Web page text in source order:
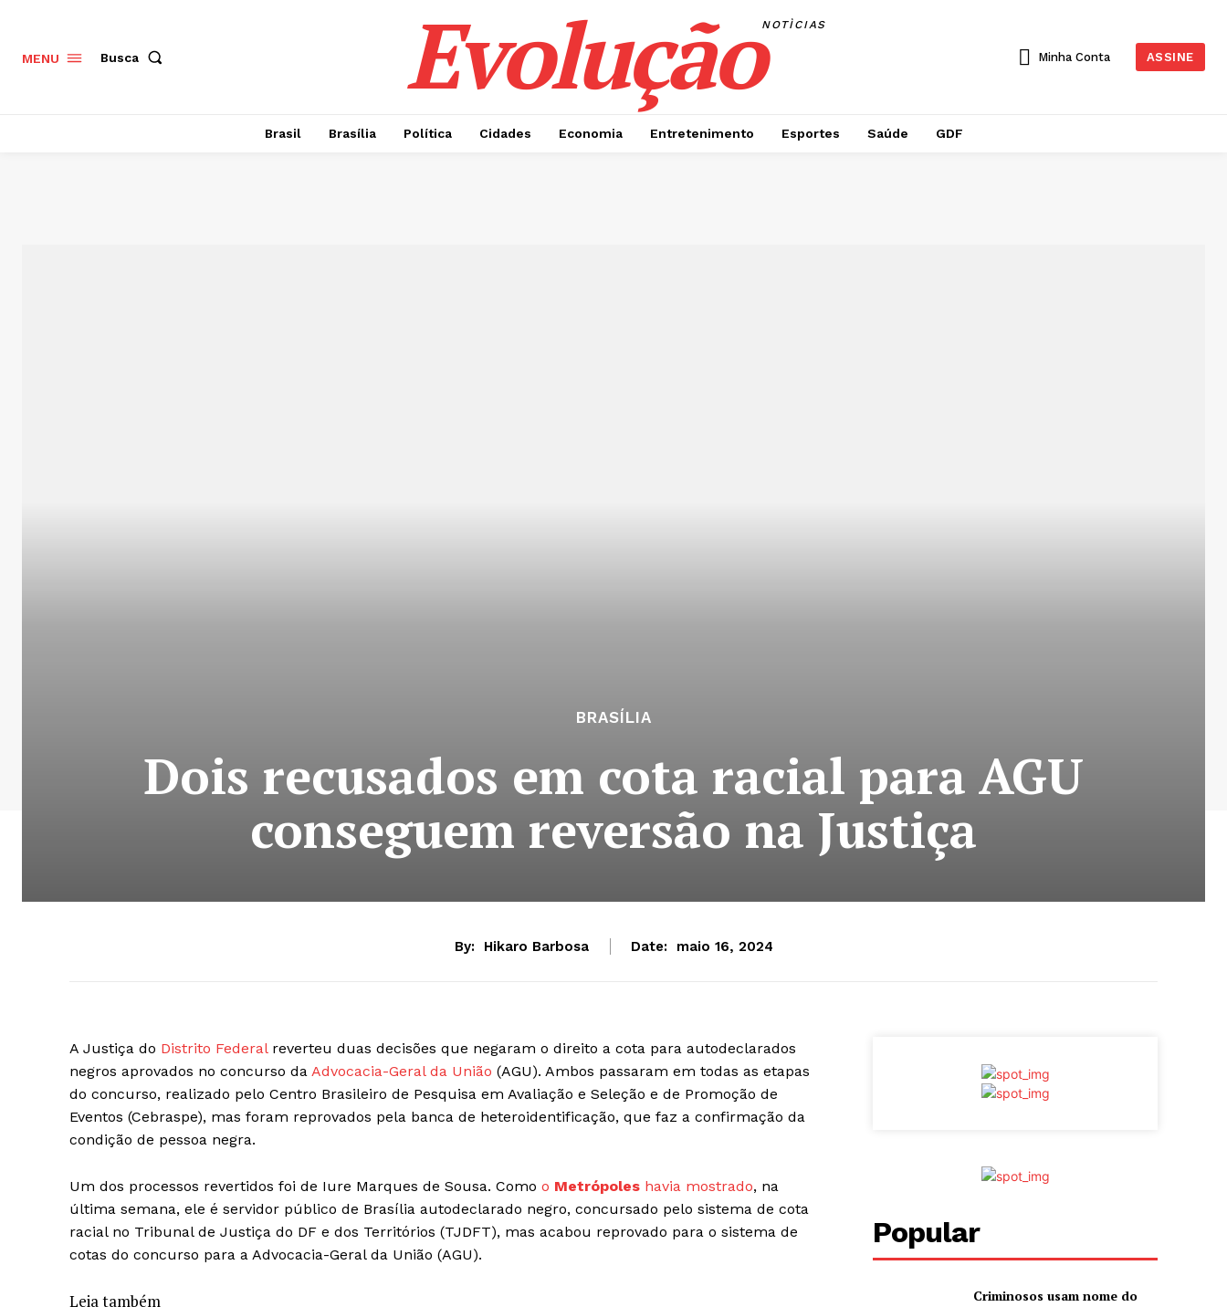
MENU Busca EvoluçãoNOTÌCIAS
Minha Conta ASSINE
Brasil Brasília Política Cidades Economia Entretenimento Esportes Saúde GDF
BRASÍLIA
Dois recusados em cota racial para AGU
conseguem reversão na Justiça
By: Hikaro Barbosa Date: maio 16, 2024
A Justiça do Distrito Federalreverteu duas decisões que negaram o direito a cota para autodeclarados
negros aprovados no concurso da Advocacia-Geral da União (AGU). Ambos passaram em todas as etapas
do concurso, realizado pelo Centro Brasileiro de Pesquisa em Avaliação e Seleção e de Promoção de
Eventos (Cebraspe), mas foram reprovados pela banca de heteroidentificação, que faz a confirmação da
condição de pessoa negra.
Um dos processos revertidos foi de Iure Marques de Sousa. Como o Metrópoles havia mostrado, na
última semana, ele é servidor público de Brasília autodeclarado negro, concursado pelo sistema de cota
racial no Tribunal de Justiça do DF e dos Territórios (TJDFT), mas acabou reprovado para o sistema de
cotas do concurso para a Advocacia-Geral da União (AGU).
Leia também
Popular
Criminosos usam nome do